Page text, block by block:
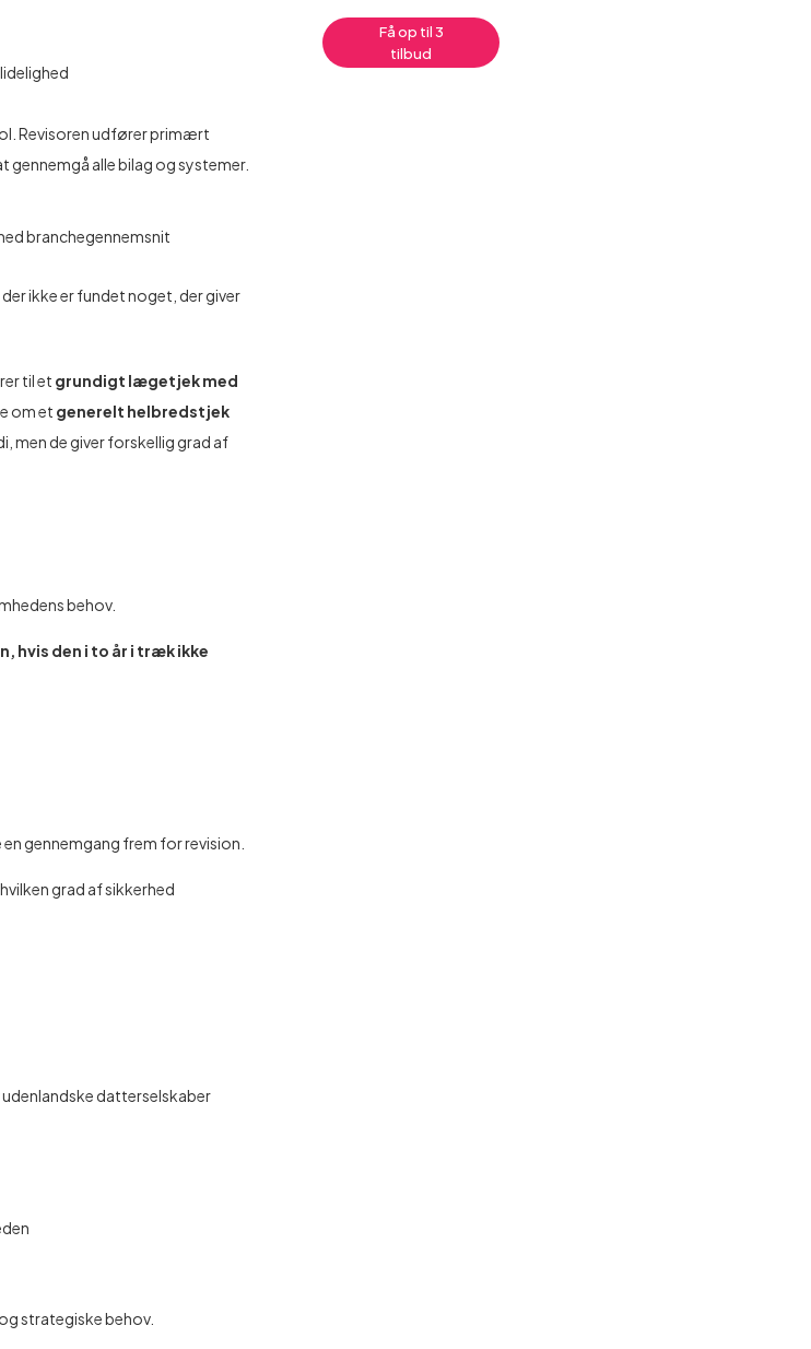
Revisoren udfører primært
gennemgå alle bilag og systemer.
branchegennemsnit
ikke er fundet noget, der giver
til et grundigt lægetjek med
om et generelt helbredstjek
men de giver forskellig grad af
behov.
hvis den i to år i træk ikke
gennemgang frem for revision.
grad af sikkerhed
datterselskaber
strategiske behov.
Få op til 3
tilbud